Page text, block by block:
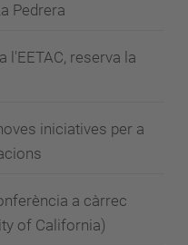
Pedrera
l'EETAC, reserva la
iniciatives per a
a càrrec
of California)